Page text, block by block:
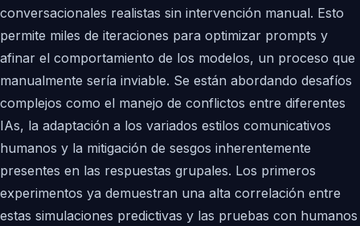
conversacionales realistas sin intervención manual. Esto
permite miles de iteraciones para optimizar prompts y
afinar el comportamiento de los modelos, un proceso que
manualmente sería inviable. Se están abordando desafíos
complejos como el manejo de conflictos entre diferentes
IAs, la adaptación a los variados estilos comunicativos
humanos y la mitigación de sesgos inherentemente
presentes en las respuestas grupales. Los primeros
experimentos ya demuestran una alta correlación entre
estas simulaciones predictivas y las pruebas con humanos